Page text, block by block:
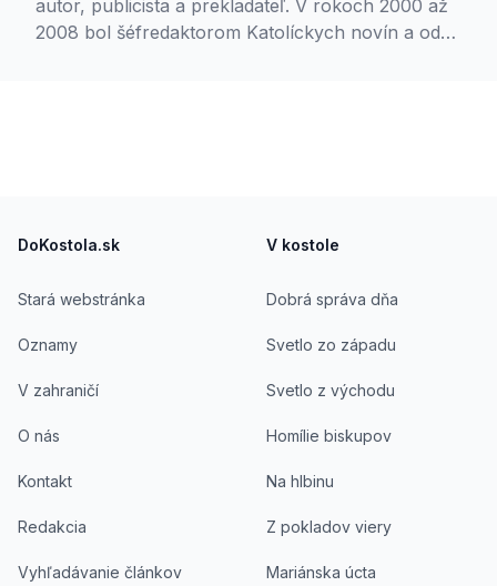
autor, publicista a prekladateľ. V rokoch 2000 až
2008 bol šéfredaktorom Katolíckych novín a od
civilných periodikách a prekladateľ náboženskej
DoKostola.sk
Stará webstránka
Oznamy
V zahraničí
O nás
Kontakt
Redakcia
Vyhľadávanie článkov
V kostole
Dobrá správa dňa
Svetlo zo západu
Svetlo z východu
Homílie biskupov
Na hlbinu
Z pokladov viery
Mariánska úcta